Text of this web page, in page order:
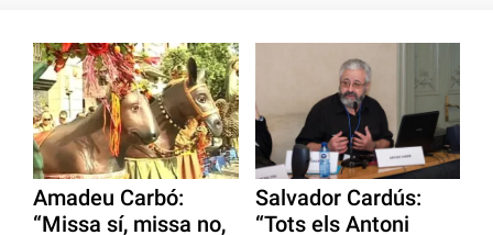
Amadeu Carbó:
“Missa sí, missa no,
Salvador Cardús:
“Tots els Antoni